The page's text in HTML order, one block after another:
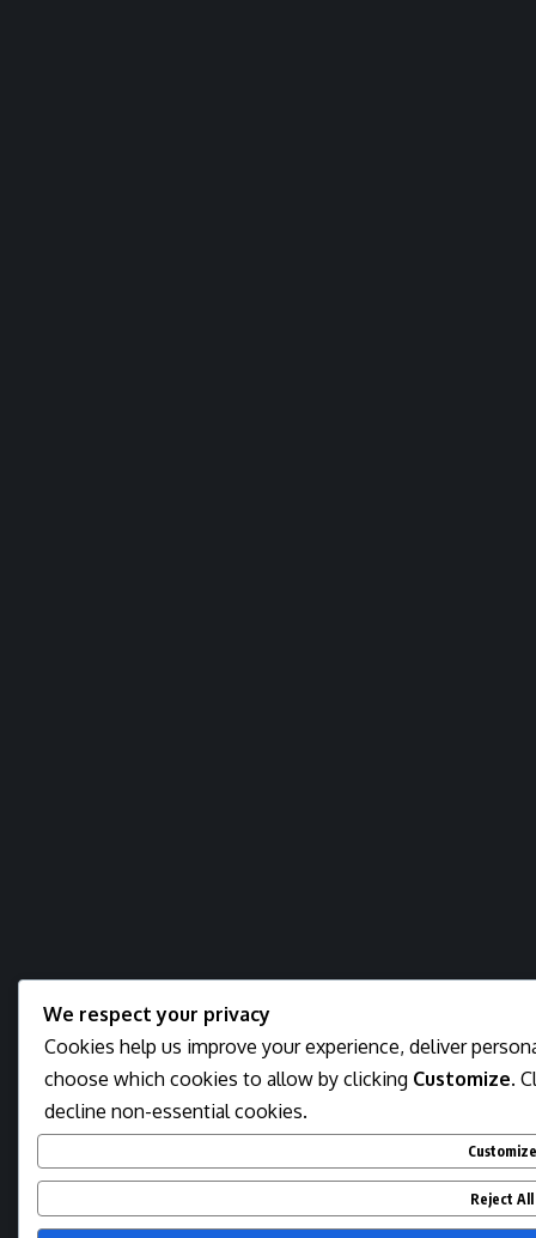
We respect your privacy
Cookies help us improve your experience, deliver
choose which cookies to allow by clicking Customize.
decline non-essential cookies.
Customize
Reject All